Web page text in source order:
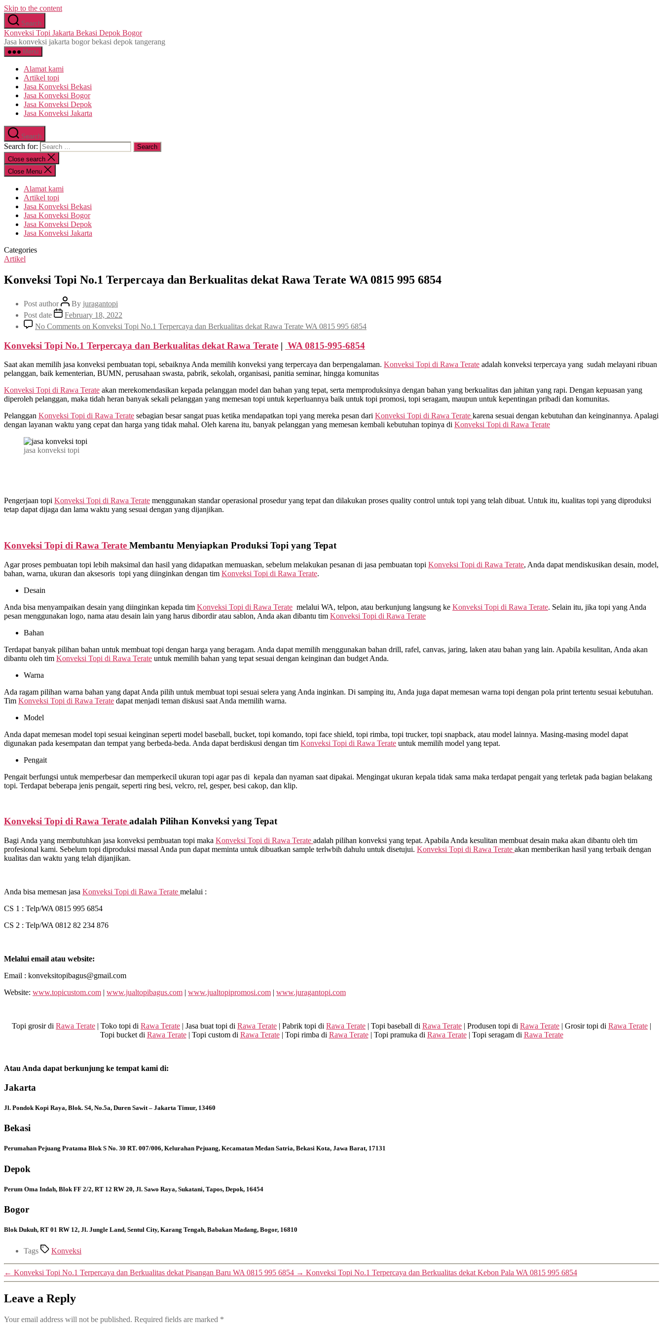
Skip to the content
Search
Konveksi Topi Jakarta Bekasi Depok Bogor
Jasa konveksi jakarta bogor bekasi depok tangerang
Menu
Alamat kami
Artikel topi
Jasa Konveksi Bekasi
Jasa Konveksi Bogor
Jasa Konveksi Depok
Jasa Konveksi Jakarta
Search
Search for:
Close search
Close Menu
Alamat kami
Artikel topi
Jasa Konveksi Bekasi
Jasa Konveksi Bogor
Jasa Konveksi Depok
Jasa Konveksi Jakarta
Categories
Artikel
Konveksi Topi No.1 Terpercaya dan Berkualitas dekat Rawa Terate WA 0815 995 6854
Post author By juragantopi
Post date
February 18, 2022
No Comments on Konveksi Topi No.1 Terpercaya dan Berkualitas dekat Rawa Terate WA 0815 995 6854
Konveksi Topi No.1 Terpercaya dan Berkualitas dekat Rawa Terate | WA 0815-995-6854
Saat akan memilih jasa konveksi pembuatan topi, sebaiknya Anda memilih konveksi yang terpercaya dan berpengalaman. Konveksi Topi di Rawa Terate adalah konveksi terpercaya yang sudah melayani ribuan
pelanggan, baik kementerian, BUMN, perusahaan swasta, pabrik, sekolah, organisasi, panitia seminar, hingga komunitas
Konveksi Topi di Rawa Terate akan merekomendasikan kepada pelanggan model dan bahan yang tepat, serta memproduksinya dengan bahan yang berkualitas dan jahitan yang rapi. Dengan kepuasan yang
diperoleh pelanggan, maka tidah heran banyak sekali pelanggan yang memesan topi untuk keperluannya baik untuk topi promosi, topi seragam, maupun untuk kepentingan pribadi dan komunitas.
Pelanggan Konveksi Topi di Rawa Terate sebagian besar sangat puas ketika mendapatkan topi yang mereka pesan dari Konveksi Topi di Rawa Terate karena sesuai dengan kebutuhan dan keinginannya. Apalagi
dengan layanan waktu yang cepat dan harga yang tidak mahal. Oleh karena itu, banyak pelanggan yang memesan kembali kebutuhan topinya di Konveksi Topi di Rawa Terate
jasa konveksi topi
Pengerjaan topi Konveksi Topi di Rawa Terate menggunakan standar operasional prosedur yang tepat dan dilakukan proses quality control untuk topi yang telah dibuat. Untuk itu, kualitas topi yang diproduksi
tetap dapat dijaga dan lama waktu yang sesuai dengan yang dijanjikan.
Konveksi Topi di Rawa Terate Membantu Menyiapkan Produksi Topi yang Tepat
Agar proses pembuatan topi lebih maksimal dan hasil yang didapatkan memuaskan, sebelum melakukan pesanan di jasa pembuatan topi Konveksi Topi di Rawa Terate, Anda dapat mendiskusikan desain, model,
bahan, warna, ukuran dan aksesoris topi yang diinginkan dengan tim Konveksi Topi di Rawa Terate.
Desain
Anda bisa menyampaikan desain yang diinginkan kepada tim Konveksi Topi di Rawa Terate melalui WA, telpon, atau berkunjung langsung ke Konveksi Topi di Rawa Terate. Selain itu, jika topi yang Anda
pesan menggunakan logo, nama atau desain lain yang harus dibordir atau sablon, Anda akan dibantu tim Konveksi Topi di Rawa Terate
Bahan
Terdapat banyak pilihan bahan untuk membuat topi dengan harga yang beragam. Anda dapat memilih menggunakan bahan drill, rafel, canvas, jaring, laken atau bahan yang lain. Apabila kesulitan, Anda akan
dibantu oleh tim Konveksi Topi di Rawa Terate untuk memilih bahan yang tepat sesuai dengan keinginan dan budget Anda.
Warna
Ada ragam pilihan warna bahan yang dapat Anda pilih untuk membuat topi sesuai selera yang Anda inginkan. Di samping itu, Anda juga dapat memesan warna topi dengan pola print tertentu sesuai kebutuhan.
Tim Konveksi Topi di Rawa Terate dapat menjadi teman diskusi saat Anda memilih warna.
Model
Anda dapat memesan model topi sesuai keinginan seperti model baseball, bucket, topi komando, topi face shield, topi rimba, topi trucker, topi snapback, atau model lainnya. Masing-masing model dapat
digunakan pada kesempatan dan tempat yang berbeda-beda. Anda dapat berdiskusi dengan tim Konveksi Topi di Rawa Terate untuk memilih model yang tepat.
Pengait
Pengait berfungsi untuk memperbesar dan memperkecil ukuran topi agar pas di kepala dan nyaman saat dipakai. Mengingat ukuran kepala tidak sama maka terdapat pengait yang terletak pada bagian belakang
topi. Terdapat beberapa jenis pengait, seperti ring besi, velcro, rel, gesper, besi cakop, dan klip.
Konveksi Topi di Rawa Terate adalah Pilihan Konveksi yang Tepat
Bagi Anda yang membutuhkan jasa konveksi pembuatan topi maka Konveksi Topi di Rawa Terate adalah pilihan konveksi yang tepat. Apabila Anda kesulitan membuat desain maka akan dibantu oleh tim
profesional kami. Sebelum topi diproduksi massal Anda pun dapat meminta untuk dibuatkan sample terlwbih dahulu untuk disetujui. Konveksi Topi di Rawa Terate akan memberikan hasil yang terbaik dengan
kualitas dan waktu yang telah dijanjikan.
Anda bisa memesan jasa Konveksi Topi di Rawa Terate melalui :
CS 1 : Telp/WA 0815 995 6854
CS 2 : Telp/WA 0812 82 234 876
Melalui email atau website:
Email : konveksitopibagus@gmail.com
Website: www.topicustom.com | www.jualtopibagus.com | www.jualtopipromosi.com | www.juragantopi.com
Topi grosir di Rawa Terate | Toko topi di Rawa Terate | Jasa buat topi di Rawa Terate | Pabrik topi di Rawa Terate | Topi baseball di Rawa Terate | Produsen topi di Rawa Terate | Grosir topi di Rawa Terate |
Topi bucket di Rawa Terate| Topi custom di Rawa Terate| Topi rimba di Rawa Terate| Topi pramuka di Rawa Terate| Topi seragam di Rawa Terate
Atau Anda dapat berkunjung ke tempat kami di:
Jakarta
Jl. Pondok Kopi Raya, Blok. S4, No.5a, Duren Sawit – Jakarta Timur, 13460
Bekasi
Perumahan Pejuang Pratama Blok S No. 30 RT. 007/006, Kelurahan Pejuang, Kecamatan Medan Satria, Bekasi Kota, Jawa Barat, 17131
Depok
Perum Oma Indah, Blok FF 2/2, RT 12 RW 20, Jl. Sawo Raya, Sukatani, Tapos, Depok, 16454
Bogor
Blok Dukuh, RT 01 RW 12, Jl. Jungle Land, Sentul City, Karang Tengah, Babakan Madang, Bogor, 16810
Tags Konveksi
← Konveksi Topi No.1 Terpercaya dan Berkualitas dekat Pisangan Baru WA 0815 995 6854 → Konveksi Topi No.1 Terpercaya dan Berkualitas dekat Kebon Pala WA 0815 995 6854
Leave a Reply
Your email address will not be published. Required fields are marked *